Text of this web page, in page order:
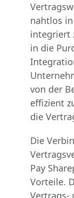
nahtlos
integriert
in die
von der
effizient
die
Die
Pay
Vorteile.